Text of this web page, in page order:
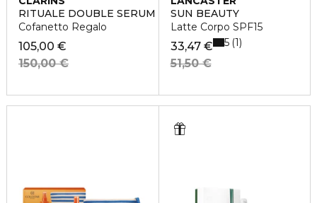
RITUALE DOUBLE SERUM & EXTRA-FIRMING
Cofanetto Regalo
105,00 €
150,00 €
SUN BEAUTY
Latte Corpo SPF15
33,47 €
51,50 €
5 1